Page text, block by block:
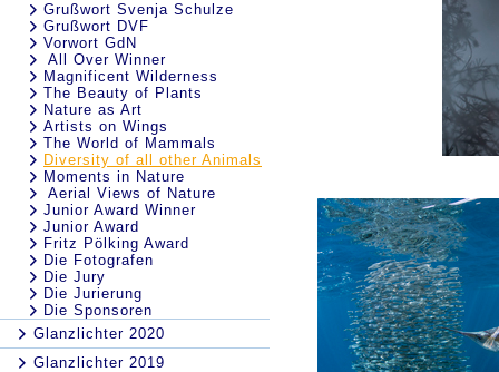
Grußwort Svenja Schulze
Grußwort DVF
Vorwort GdN
All Over Winner
Magnificent Wilderness
The Beauty of Plants
Nature as Art
Artists on Wings
The World of Mammals
Diversity of all other Animals
Moments in Nature
Aerial Views of Nature
Junior Award Winner
Junior Award
Fritz Pölking Award
Die Fotografen
Die Jury
Die Jurierung
Die Sponsoren
Glanzlichter 2020
Glanzlichter 2019